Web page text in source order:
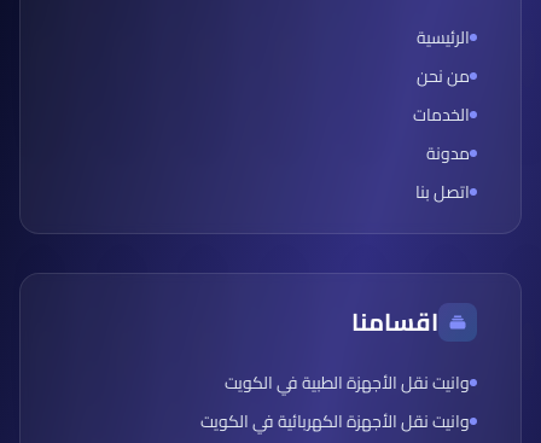
الرئيسية
من نحن
الخدمات
مدونة
اتصل بنا
اقسامنا
وانيت نقل الأجهزة الطبية في الكويت
وانيت نقل الأجهزة الكهربائية في الكويت